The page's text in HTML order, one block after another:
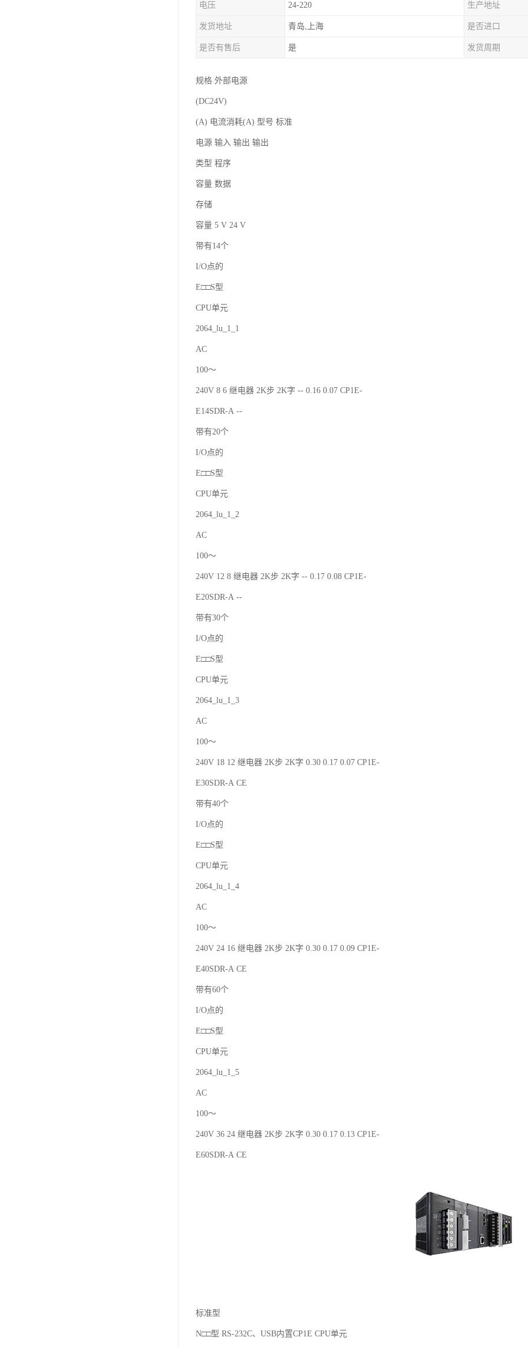
电压 24-220 生产地址
发货地址 青岛,上海 是否进口
是否有售后 是 发货周期
规格 外部电源
(DC24V)
(A) 电流消耗(A) 型号 标准
电源 输入 输出 输出
类型 程序
容量 数据
存储
容量 5 V 24 V
带有14个
I/O点的
E□□S型
CPU单元
2064_lu_1_1
AC
100～
240V 8 6 继电器 2K步 2K字 -- 0.16 0.07 CP1E-
E14SDR-A --
带有20个
I/O点的
E□□S型
CPU单元
2064_lu_1_2
AC
100～
240V 12 8 继电器 2K步 2K字 -- 0.17 0.08 CP1E-
E20SDR-A --
带有30个
I/O点的
E□□S型
CPU单元
2064_lu_1_3
AC
100～
240V 18 12 继电器 2K步 2K字 0.30 0.17 0.07 CP1E-
E30SDR-A CE
带有40个
I/O点的
E□□S型
CPU单元
2064_lu_1_4
AC
100～
240V 24 16 继电器 2K步 2K字 0.30 0.17 0.09 CP1E-
E40SDR-A CE
带有60个
I/O点的
E□□S型
CPU单元
2064_lu_1_5
AC
100～
240V 36 24 继电器 2K步 2K字 0.30 0.17 0.13 CP1E-
E60SDR-A CE
标准型
N□□型 RS-232C、USB内置CP1E CPU单元